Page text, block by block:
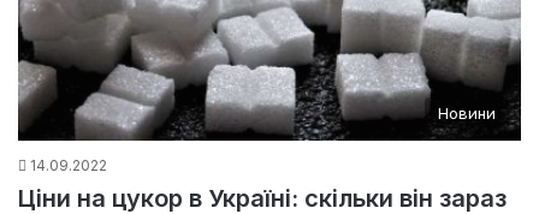
Новини
14.09.2022
Ціни на цукор в Україні: скільки він зараз